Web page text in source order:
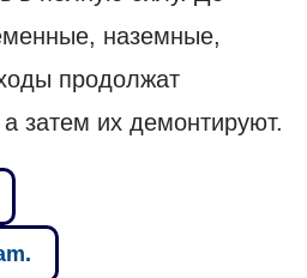
наземные,
продолжат
затем их демонтируют.